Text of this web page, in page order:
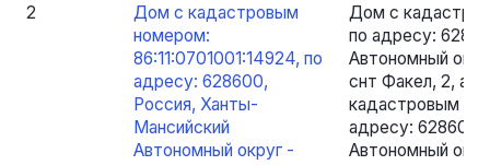
2
Дом с кадастровым
номером:
86:11:0701001:14924, по
адресу: 628600,
Россия, Ханты-
Мансийский
Автономный округ -
Дом с
по адресу:
Автономный
снт Факел, 2, а,,
кадастровым
адресу: 628600,
Автономный